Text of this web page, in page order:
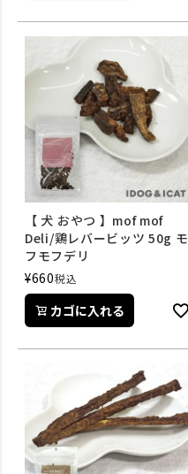
【 犬 おやつ 】mof mof
Deli/鶏レバービッツ 50g モ
フモフデリ
¥660税込
カゴに入れる